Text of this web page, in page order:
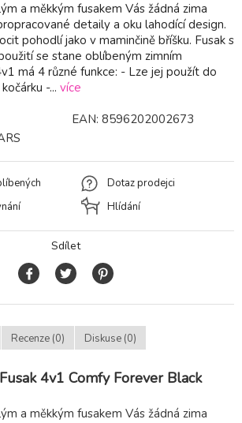
a měkkým fusakem Vás žádná zima
detaily a oku lahodící design.
pohodlí jako v maminčině bříšku. Fusak s
se stane oblíbeným zimním
má 4 různé funkce: - Lze jej použít do
-... více
EAN: 8596202002673
Dotaz prodejci
Hlídání
Sdílet
Recenze (0) Diskuse (0)
4v1 Comfy Forever Black
a měkkým fusakem Vás žádná zima